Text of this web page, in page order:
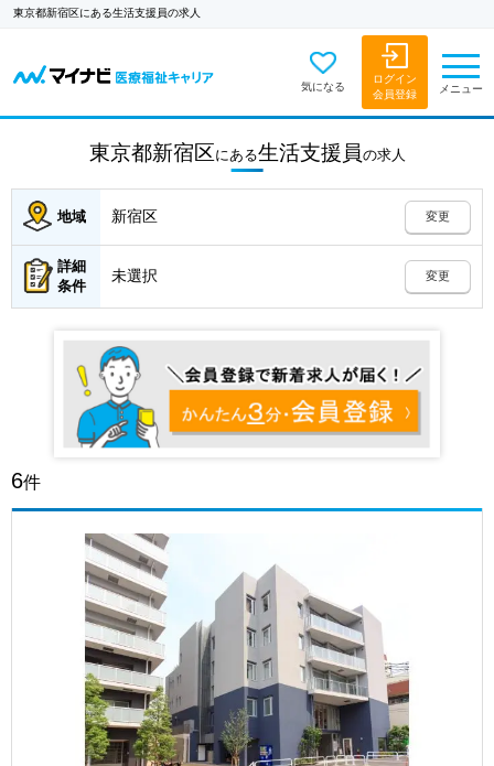
東京都新宿区にある生活支援員の求人
気になる
ログイン
会員登録
メニュー
東京都新宿区にある生活支援員の求人
地域 新宿区 変更
詳細
条件
未選択 変更
6件